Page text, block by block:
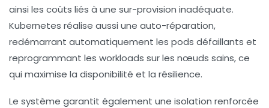
ainsi les coûts liés à une sur-provision inadéquate.
Kubernetes réalise aussi une auto-réparation,
redémarrant automatiquement les pods défaillants et
reprogrammant les workloads sur les nœuds sains, ce
qui maximise la disponibilité et la résilience.
Le système garantit également une isolation renforcée